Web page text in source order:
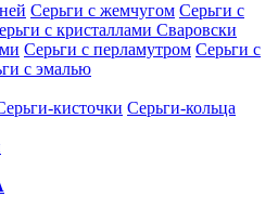
Серьги с жемчугом Серьги с
с кристаллами Сваровски
Серьги с перламутром Серьги с
с эмалью
кисточки Серьги-кольца